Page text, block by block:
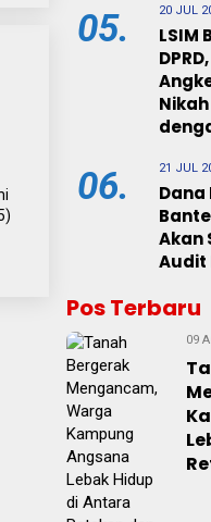
05. 20 JUL
LSIM
06. 21 JUL
Dana
Akan
Audit
Pos Terbaru
09